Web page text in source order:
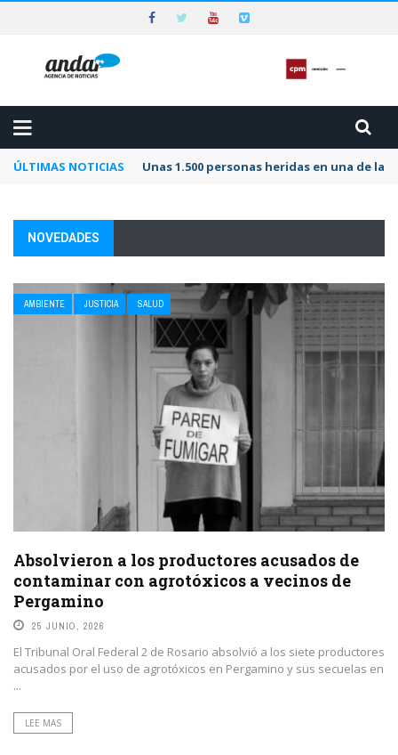
ÚLTIMAS NOTICIAS Unas 1.500 personas heridas en una de
NOVEDADES
AMBIENTE JUSTICIA SALUD
Absolvieron a los productores acusados de
contaminar con agrotóxicos a vecinos de
Pergamino
25 JUNIO, 2026
El Tribunal Oral Federal 2 de Rosario absolvió a los siete productores
acusados por el uso de agrotóxicos en Pergamino y sus secuelas en
...
LEE MAS